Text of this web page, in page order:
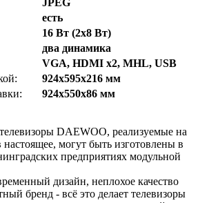
есть
16 Вт (2х8 Вт)
два динамика
VGA, HDMI x2, MHL, USB
924x595x216 мм
924x550x86 мм
DAEWOO, реализуемые на
могут быть изготовлены в
предприятиях модульной
дизайн, неплохое качество
бренд - всё это делает телевизоры